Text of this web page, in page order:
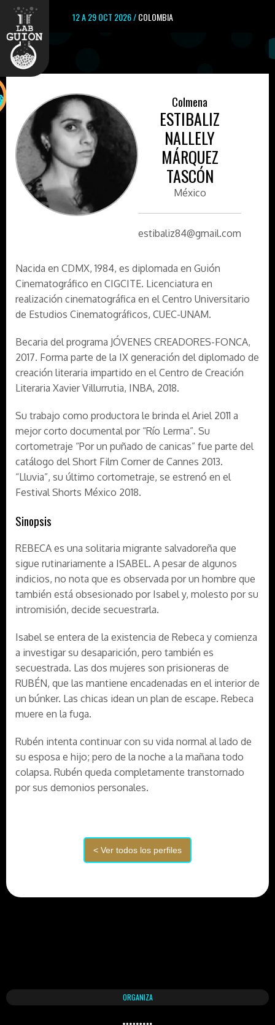
12 A 29 OCT 2026 /COLOMBIA
Colmena
ESTIBALIZ
NALLELY
MÁRQUEZ
TASCÓN
México
estibaliz84@gmail.com
Nacida en CDMX, 1984, es diplomada en Guión
Cinematográfico en CIGCITE. Licenciatura en
realización cinematográfica en el Centro Universitario
de Estudios Cinematográficos, CUEC-UNAM.
Becaria del programa JÓVENES CREADORES-FONCA,
2017. Forma parte de la IX generación del diplomado de
creación literaria impartido en el Centro de Creación
Literaria Xavier Villurrutia, INBA, 2018.
Su trabajo como productora le brinda el Ariel 2011 a
mejor corto documental por “Río Lerma”. Su
cortometraje “Por un puñado de canicas” fue parte del
catálogo del Short Film Corner de Cannes 2013.
“Lluvia”, su último cortometraje, se estrenó en el
Festival Shorts México 2018.
Sinopsis
REBECA es una solitaria migrante salvadoreña que
sigue rutinariamente a ISABEL. A pesar de algunos
indicios, no nota que es observada por un hombre que
también está obsesionado por Isabel y, molesto por su
intromisión, decide secuestrarla.
Isabel se entera de la existencia de Rebeca y comienza
a investigar su desaparición, pero también es
secuestrada. Las dos mujeres son prisioneras de
RUBÉN, que las mantiene encadenadas en el interior de
un búnker. Las chicas idean un plan de escape. Rebeca
muere en la fuga.
Rubén intenta continuar con su vida normal al lado de
su esposa e hijo; pero de la noche a la mañana todo
colapsa. Rubén queda completamente transtornado
por sus demonios personales.
ORGANIZA